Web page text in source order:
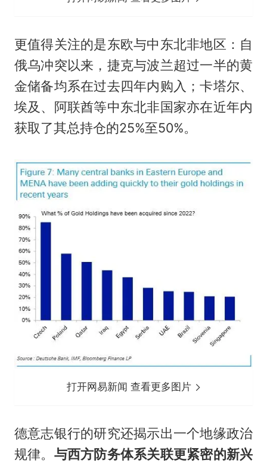
更值得关注的是东欧与中东北非地区：自
俄乌冲突以来，捷克与波兰超过一半的黄
金储备均系在过去四年内购入；卡塔尔、
埃及、阿联酋等中东北非国家亦在近年内
获取了其总持仓的25%至50%。
打开网易新闻 查看更多图片
德意志银行的研究还揭示出一个地缘政治
规律。 与西方防务体系关联更紧密的新兴